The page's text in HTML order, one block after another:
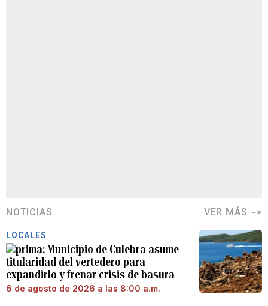
NOTICIAS VER MÁS
LOCALES
Municipio de Culebra asume
titularidad del vertedero para
expandirlo y frenar crisis de basura
6 de agosto de 2026 a las 8:00 a.m.